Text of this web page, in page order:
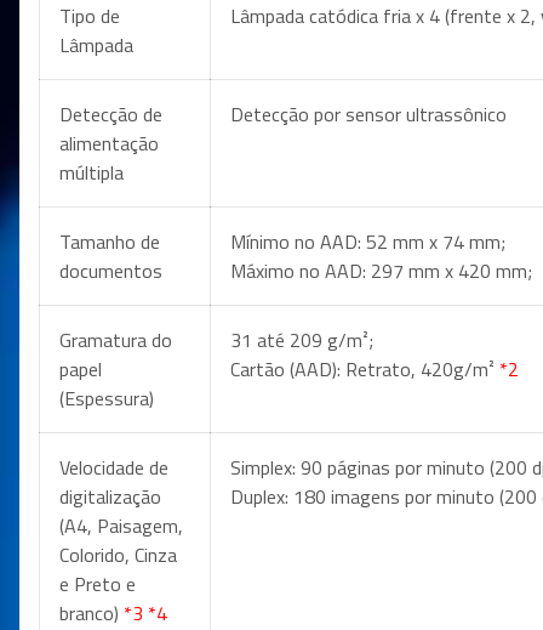
Tipo de
Lâmpada
Lâmpada catódica fria x 4 (frente x 2,
Detecção de
alimentação
múltipla
Detecção por sensor ultrassônico
Tamanho de
documentos
Mínimo no AAD: 52 mm x 74 mm;
Máximo no AAD: 297 mm x 420 mm;
Gramatura do
papel
(Espessura)
31 até 209 g/m²;
Cartão (AAD): Retrato, 420g/m² *2
Velocidade de
digitalização
(A4, Paisagem,
Colorido, Cinza
e Preto e
branco) *3 *4
Simplex: 90 páginas por minuto (200
Duplex: 180 imagens por minuto